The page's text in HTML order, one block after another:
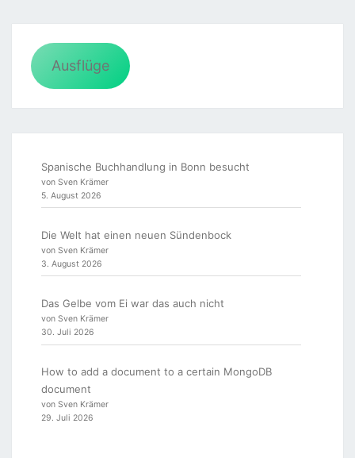
Ausflüge
Spanische Buchhandlung in Bonn besucht
von Sven Krämer
5. August 2026
Die Welt hat einen neuen Sündenbock
von Sven Krämer
3. August 2026
Das Gelbe vom Ei war das auch nicht
von Sven Krämer
30. Juli 2026
How to add a document to a certain MongoDB
document
von Sven Krämer
29. Juli 2026